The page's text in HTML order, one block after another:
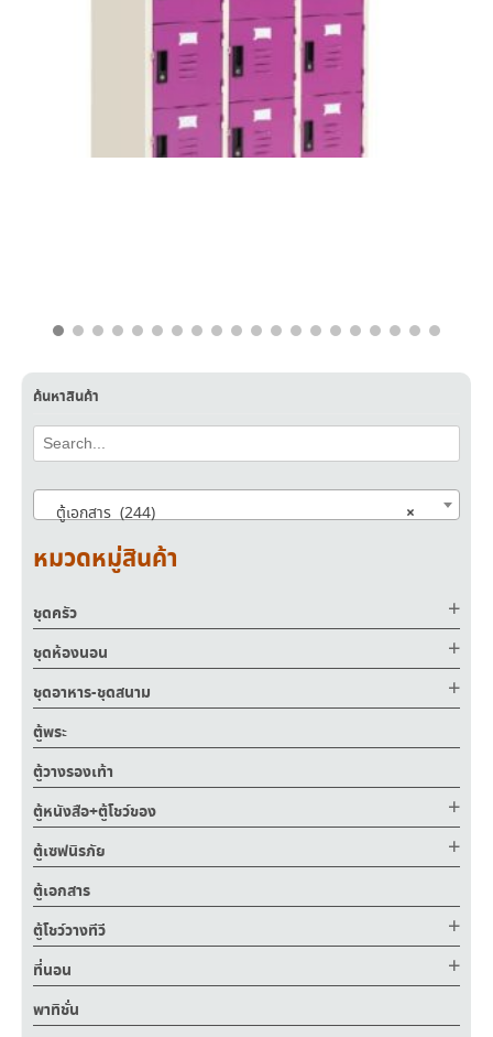
ค้นหาสินค้า
×
ตู้เอกสาร (244)
หมวดหมู่สินค้า
ชุดครัว
ชุดห้องนอน
ชุดอาหาร-ชุดสนาม
ตู้พระ
ตู้วางรองเท้า
ตู้หนังสือ+ตู้โชว์ของ
ตู้เซฟนิรภัย
ตู้เอกสาร
ตู้โชว์วางทีวี
ที่นอน
พาทิชั่น